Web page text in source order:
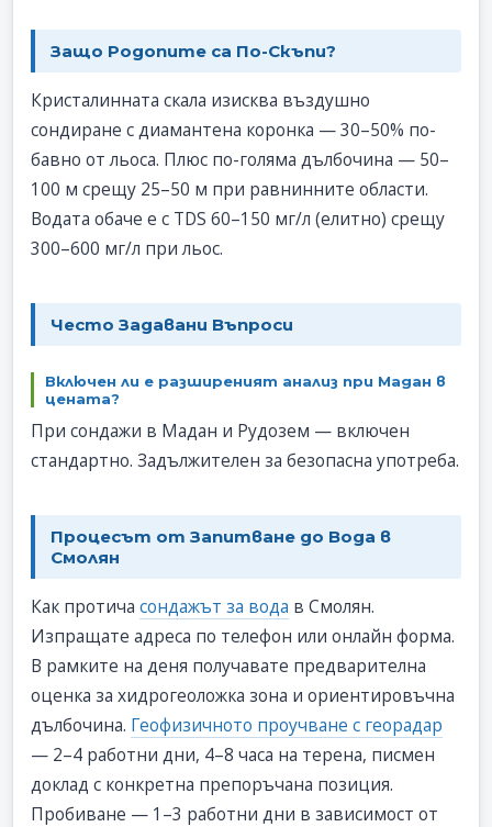
Защо Родопите са По-Скъпи?
Кристалинната скала изисква въздушно
сондиране с диамантена коронка — 30–50% по-
бавно от льоса. Плюс по-голяма дълбочина — 50–
100 м срещу 25–50 м при равнинните области.
Водата обаче е с TDS 60–150 мг/л (елитно) срещу
300–600 мг/л при льос.
Честo Задавани Въпроси
Включен ли е разширеният анализ при Мадан в
цената?
При сондажи в Мадан и Рудозем — включен
стандартно. Задължителен за безопасна употреба.
Процесът от Запитване до Вода в
Смолян
Как протичасондажът за вода в Смолян.
Изпращате адреса по телефон или онлайн форма.
В рамките на деня получавате предварителна
оценка за хидрогеоложка зона и ориентировъчна
дълбочина. Геофизичното проучване с георадар
— 2–4 работни дни, 4–8 часа на терена, писмен
доклад с конкретна препоръчана позиция.
Пробиване — 1–3 работни дни в зависимост от